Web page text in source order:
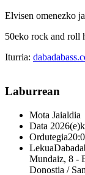
Elvisen omenezko
50eko rock and roll
Iturria:
Laburrean
Mota Jaialdia
Data
Ordutegia
Lekua
Mundaiz, 8 -
Donostia /